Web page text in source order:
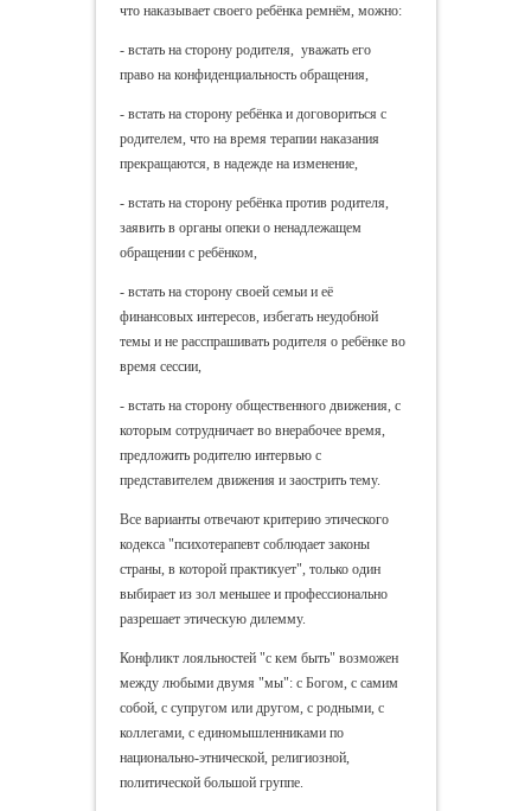
что наказывает своего ребёнка ремнём, можно:
- встать на сторону родителя, уважать его
право на конфиденциальность обращения,
- встать на сторону ребёнка и договориться с
родителем, что на время терапии наказания
прекращаются, в надежде на изменение,
- встать на сторону ребёнка против родителя,
заявить в органы опеки о ненадлежащем
обращении с ребёнком,
- встать на сторону своей семьи и её
финансовых интересов, избегать неудобной
темы и не расспрашивать родителя о ребёнке во
время сессии,
- встать на сторону общественного движения, с
которым сотрудничает во внерабочее время,
предложить родителю интервью с
представителем движения и заострить тему.
Все варианты отвечают критерию этического
кодекса "психотерапевт соблюдает законы
страны, в которой практикует", только один
выбирает из зол меньшее и профессионально
разрешает этическую дилемму.
Конфликт лояльностей "с кем быть" возможен
между любыми двумя "мы": с Богом, с самим
собой, с супругом или другом, с родными, с
коллегами, с единомышленниками по
национально-этнической, религиозной,
политической большой группе.